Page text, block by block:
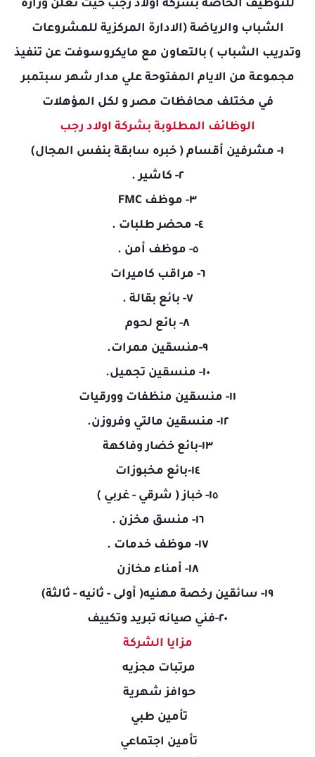
للتوظيف الخاصة بشركة أولاد رجب حيث تعلن وزارة
الشباب والرياضة (الادارة المركزية للمشروعات
وتدريب الشباب ) بالتعاون مع مايكروسوفت عن تنفيذ
مجموعة من الايام المفتوحة علي مدار شهر سبتمبر
في مختلف محافظات مصر و لكل المؤهلات
الوظائف المطلوبة بشركة اولاد رجب
١- مشرفين أقسام ( خبره سابقة بنفس المجال)
٢- كاشير .
٣- موظف FMC
٤- محضر طلبات .
٥- موظف أمن .
٦- مراقب كاميرات
٧- بائع بقالة .
٨- بائع لحوم
٩-منسقين ممرات.
١٠- منسقين تجميل.
١١- منسقين منظفات وورقيات
١٢- منسقين مالتي وفروزن.
١٣-بائع خضار وفاكهة
١٤-بائع مخبوزات
١٥- خباز ( شرقي - غربي )
١٦- منسق مخزن .
١٧- موظف خدمات .
١٨- أمناء مخازن
١٩- سائقين رخصة مهنيه( أولى - ثانيه - ثالثة)
٢٠-فني صيانه تبريد وتكييف
مزايا الشركة
مرتبات مجزيه
حوافز شهرية
تأمين طبي
تأمين اجتماعي